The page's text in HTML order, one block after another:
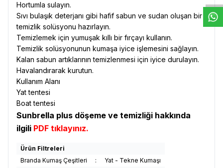
Hortumla sulayın.
Sıvı bulaşık deterjanı gibi hafif sabun ve sudan oluşan bir
temizlik solüsyonu hazırlayın.
Temizlemek için yumuşak kıllı bir fırçayı kullanın.
Temizlik solüsyonunun kumaşa iyice işlemesini sağlayın.
Kalan sabun artıklarının temizlenmesi için iyice durulayın.
Havalandırarak kurutun.
Kullanım Alanı
Yat tentesi
Boat tentesi
Sunbrella plus döşeme ve temizliği hakkında
ilgili PDF tıklayınız.
Ürün Filtreleri
Branda Kumaş Çeşitleri
:
Yat - Tekne Kumaşı